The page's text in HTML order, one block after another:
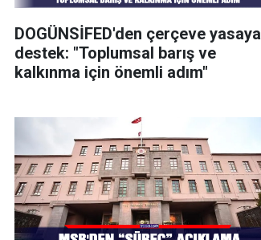
DOGÜNSİFED'den çerçeve yasaya
destek: "Toplumsal barış ve
kalkınma için önemli adım"